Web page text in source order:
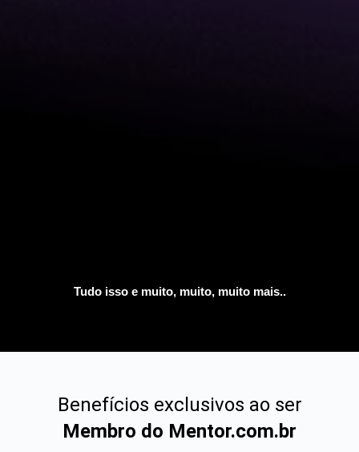
Tudo isso e muito, muito, muito mais..
Benefícios exclusivos ao ser
Membro do Mentor.com.br